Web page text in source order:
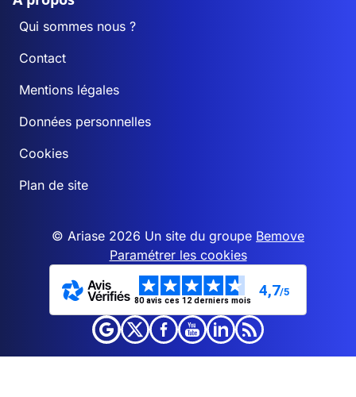
Qui sommes nous ?
Contact
Mentions légales
Données personnelles
Cookies
Plan de site
© Ariase 2026 Un site du groupe Bemove
Paramétrer les cookies
80 avis ces 12 derniers mois
4,7/5